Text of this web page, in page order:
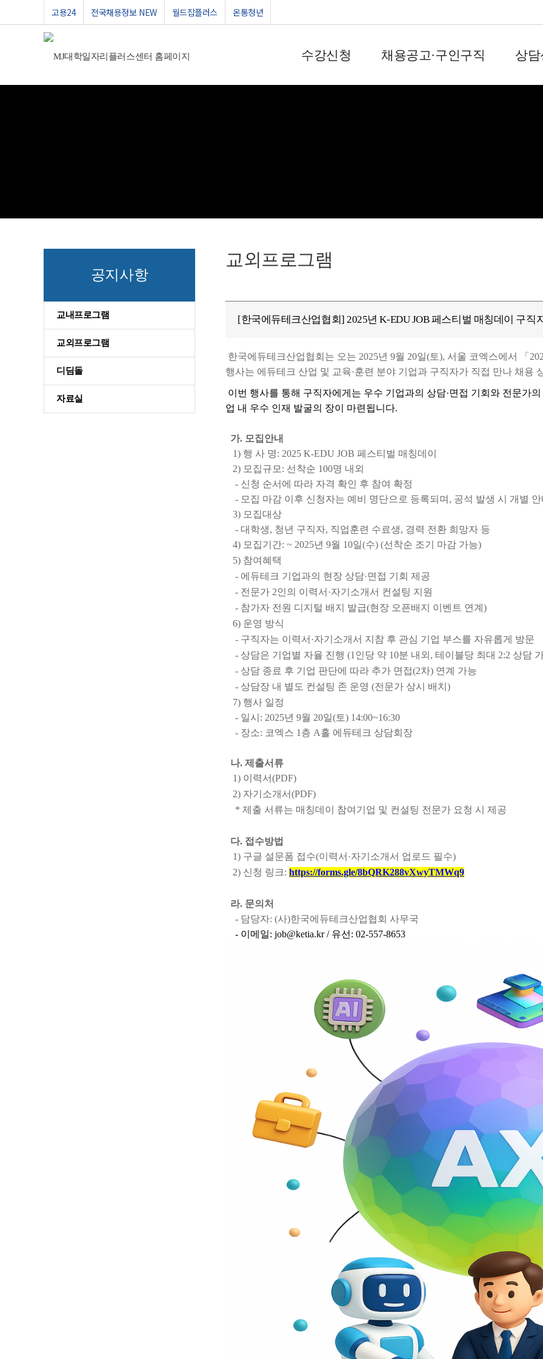
고용24 전국채용정보 NEW 월드잡플러스 온통청년
수강신청 채용공고·구인구직 상
공지사항
교내프로그램
교외프로그램
디딤돌
자료실
교외프로그램
[한국에듀테크산업협회] 2025년 K-EDU JOB 페스티벌 매칭데이 구직
한국에듀테크산업협회는 오는 2025년 9월 20일(토), 서울 코엑스에서 「
행사는 에듀테크 산업 및 교육·훈련 분야 기업과 구직자가 직접 만나 채용
이번 행사를 통해 구직자에게는 우수 기업과의 상담·면접 기회와 전문가
업 내 우수 인재 발굴의 장이 마련됩니다.
가. 모집안내
1) 행 사 명: 2025 K-EDU JOB 페스티벌 매칭데이
2) 모집규모: 선착순 100명 내외
- 신청 순서에 따라 자격 확인 후 참여 확정
- 모집 마감 이후 신청자는 예비 명단으로 등록되며, 공석 발생 시 개별
3) 모집대상
- 대학생, 청년 구직자, 직업훈련 수료생, 경력 전환 희망자 등
4) 모집기간: ~ 2025년 9월 10일(수) (선착순 조기 마감 가능)
5) 참여혜택
- 에듀테크 기업과의 현장 상담·면접 기회 제공
- 전문가 2인의 이력서·자기소개서 컨설팅 지원
- 참가자 전원 디지털 배지 발급(현장 오픈배지 이벤트 연계)
6) 운영 방식
- 구직자는 이력서·자기소개서 지참 후 관심 기업 부스를 자유롭게 방문
- 상담은 기업별 자율 진행 (1인당 약 10분 내외, 테이블당 최대 2:2 상담
- 상담 종료 후 기업 판단에 따라 추가 면접(2차) 연계 가능
- 상담장 내 별도 컨설팅 존 운영 (전문가 상시 배치)
7) 행사 일정
- 일시: 2025년 9월 20일(토) 14:00~16:30
- 장소: 코엑스 1층 A홀 에듀테크 상담회장
나. 제출서류
1) 이력서(PDF)
2) 자기소개서(PDF)
* 제출 서류는 매칭데이 참여기업 및 컨설팅 전문가 요청 시 제공
다. 접수방법
1) 구글 설문폼 접수(이력서·자기소개서 업로드 필수)
2) 신청 링크: https://forms.gle/8bQRK288vXwyTMWq9
라. 문의처
- 담당자: (사)한국에듀테크산업협회 사무국
- 이메일: job@ketia.kr / 유선: 02-557-8653